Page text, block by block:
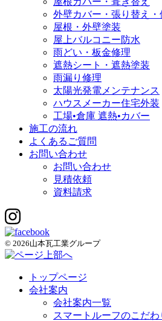
外壁カバー・張り替え・
屋根・外壁塗装
屋上バルコニー防水
雨どい・板金修理
遮熱シート・遮熱塗装
雨漏り修理
太陽光発電メンテナンス
ハウスメーカー住宅外装
工場•倉庫 遮熱•カバー
施工の流れ
よくあるご質問
お問い合わせ
お問い合わせ
見積依頼
資料請求
© 2026山本瓦工業グループ
トップページ
会社案内
会社案内一覧
スマートルーフのこだわ